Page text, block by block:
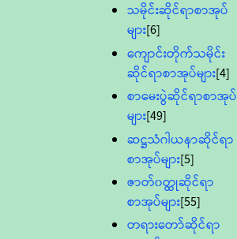
သမိုင်းဆိုင်ရာစာအုပ်
များ[6]
ကျောင်းတိုက်သမိုင်း
ဆိုင်ရာစာအုပ်များ[4]
စာမေးပွဲဆိုင်ရာစာအုပ်
များ[49]
ဆဋ္ဌသံဂါယနာဆိုင်ရာ
စာအုပ်များ[5]
ဇာတ်၀တ္ထုဆိုင်ရာ
စာအုပ်များ[55]
တရားတော်ဆိုင်ရာ